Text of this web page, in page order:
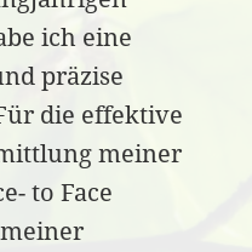
ich eine
präzise
die effektive
meiner
to Face